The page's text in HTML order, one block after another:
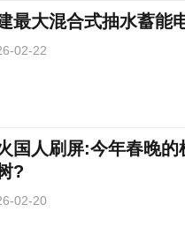
最大混合式抽水蓄能
02-22
国人刷屏:今年春晚
?
02-20